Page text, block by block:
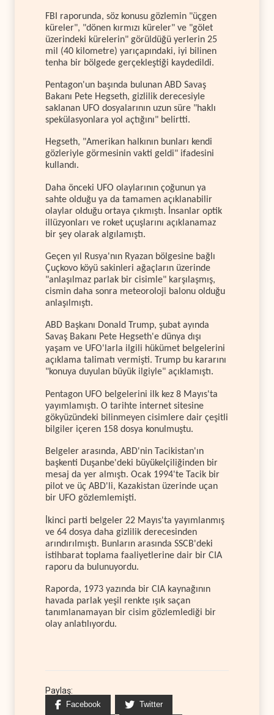
FBI raporunda, söz konusu gözlemin "üçgen
küreler", "dönen kırmızı küreler" ve "gölet
üzerindeki kürelerin" görüldüğü yerlerin 25
mil (40 kilometre) yarıçapındaki, iyi bilinen
tenha bir bölgede gerçekleştiği kaydedildi.
Pentagon'un başında bulunan ABD Savaş
Bakanı Pete Hegseth, gizlilik derecesiyle
saklanan UFO dosyalarının uzun süre "haklı
spekülasyonlara yol açtığını" belirtti.
Hegseth, "Amerikan halkının bunları kendi
gözleriyle görmesinin vakti geldi" ifadesini
kullandı.
Daha önceki UFO olaylarının çoğunun ya
sahte olduğu ya da tamamen açıklanabilir
olaylar olduğu ortaya çıkmıştı. İnsanlar optik
illüzyonları ve roket uçuşlarını açıklanamaz
bir şey olarak algılamıştı.
Geçen yıl Rusya'nın Ryazan bölgesine bağlı
Çuçkovo köyü sakinleri ağaçların üzerinde
"anlaşılmaz parlak bir cisimle" karşılaşmış,
cismin daha sonra meteoroloji balonu olduğu
anlaşılmıştı.
ABD Başkanı Donald Trump, şubat ayında
Savaş Bakanı Pete Hegseth'e dünya dışı
yaşam ve UFO'larla ilgili hükümet belgelerini
açıklama talimatı vermişti. Trump bu kararını
"konuya duyulan büyük ilgiyle" açıklamıştı.
Pentagon UFO belgelerini ilk kez 8 Mayıs'ta
yayımlamıştı. O tarihte internet sitesine
gökyüzündeki bilinmeyen cisimlere dair çeşitli
bilgiler içeren 158 dosya konulmuştu.
Belgeler arasında, ABD'nin Tacikistan'ın
başkenti Duşanbe'deki büyükelçiliğinden bir
mesaj da yer almıştı. Ocak 1994'te Tacik bir
pilot ve üç ABD'li, Kazakistan üzerinde uçan
bir UFO gözlemlemişti.
İkinci parti belgeler 22 Mayıs'ta yayımlanmış
ve 64 dosya daha gizlilik derecesinden
arındırılmıştı. Bunların arasında SSCB'deki
istihbarat toplama faaliyetlerine dair bir CIA
raporu da bulunuyordu.
Raporda, 1973 yazında bir CIA kaynağının
havada parlak yeşil renkte ışık saçan
tanımlanamayan bir cisim gözlemlediği bir
olay anlatılıyordu.
Paylaş:
Facebook Twitter